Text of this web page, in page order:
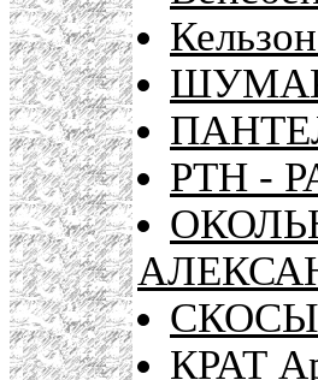
РТН -
КРАТ